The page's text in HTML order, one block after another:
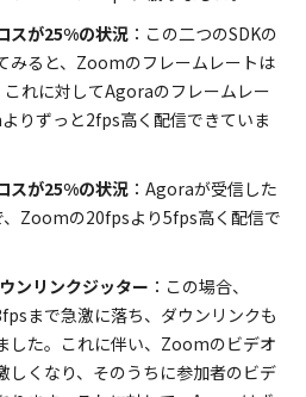
スが25%の状況：この二つのSDKの
みると、Zoomのフレームレートは
れに対してAgoraのフレームレー
りずっと2fps高く配信できていま
スが25%の状況：Agoraが受信した
、Zoomの20fpsより5fps高く配信で
ンリンクジッター ：この場合、
まで急激に落ち、ダウンリンクも
した。これに伴い、Zoomのビデオ
しくなり、そのうちに参加者のビデ